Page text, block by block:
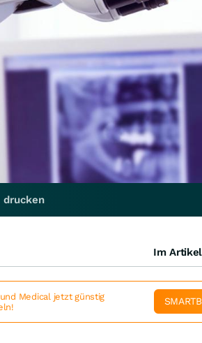
Im
Medical jetzt günstig